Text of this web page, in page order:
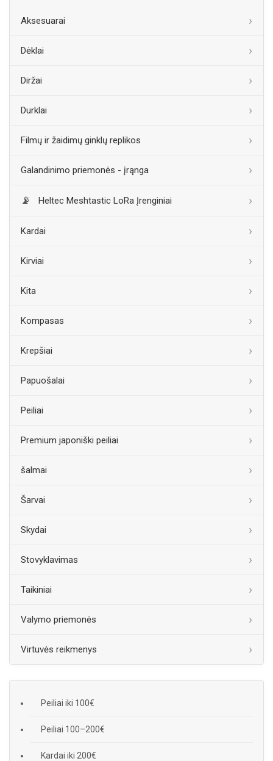
Aksesuarai
Dėklai
Diržai
Durklai
Filmų ir žaidimų ginklų replikos
Galandinimo priemonės - įrąnga
Heltec Meshtastic LoRa Įrenginiai
Kardai
Kirviai
Kita
Kompasas
Krepšiai
Papuošalai
Peiliai
Premium japoniški peiliai
šalmai
Šarvai
Skydai
Stovyklavimas
Taikiniai
Valymo priemonės
Virtuvės reikmenys
Peiliai iki 100€
Peiliai 100–200€
Kardai iki 200€